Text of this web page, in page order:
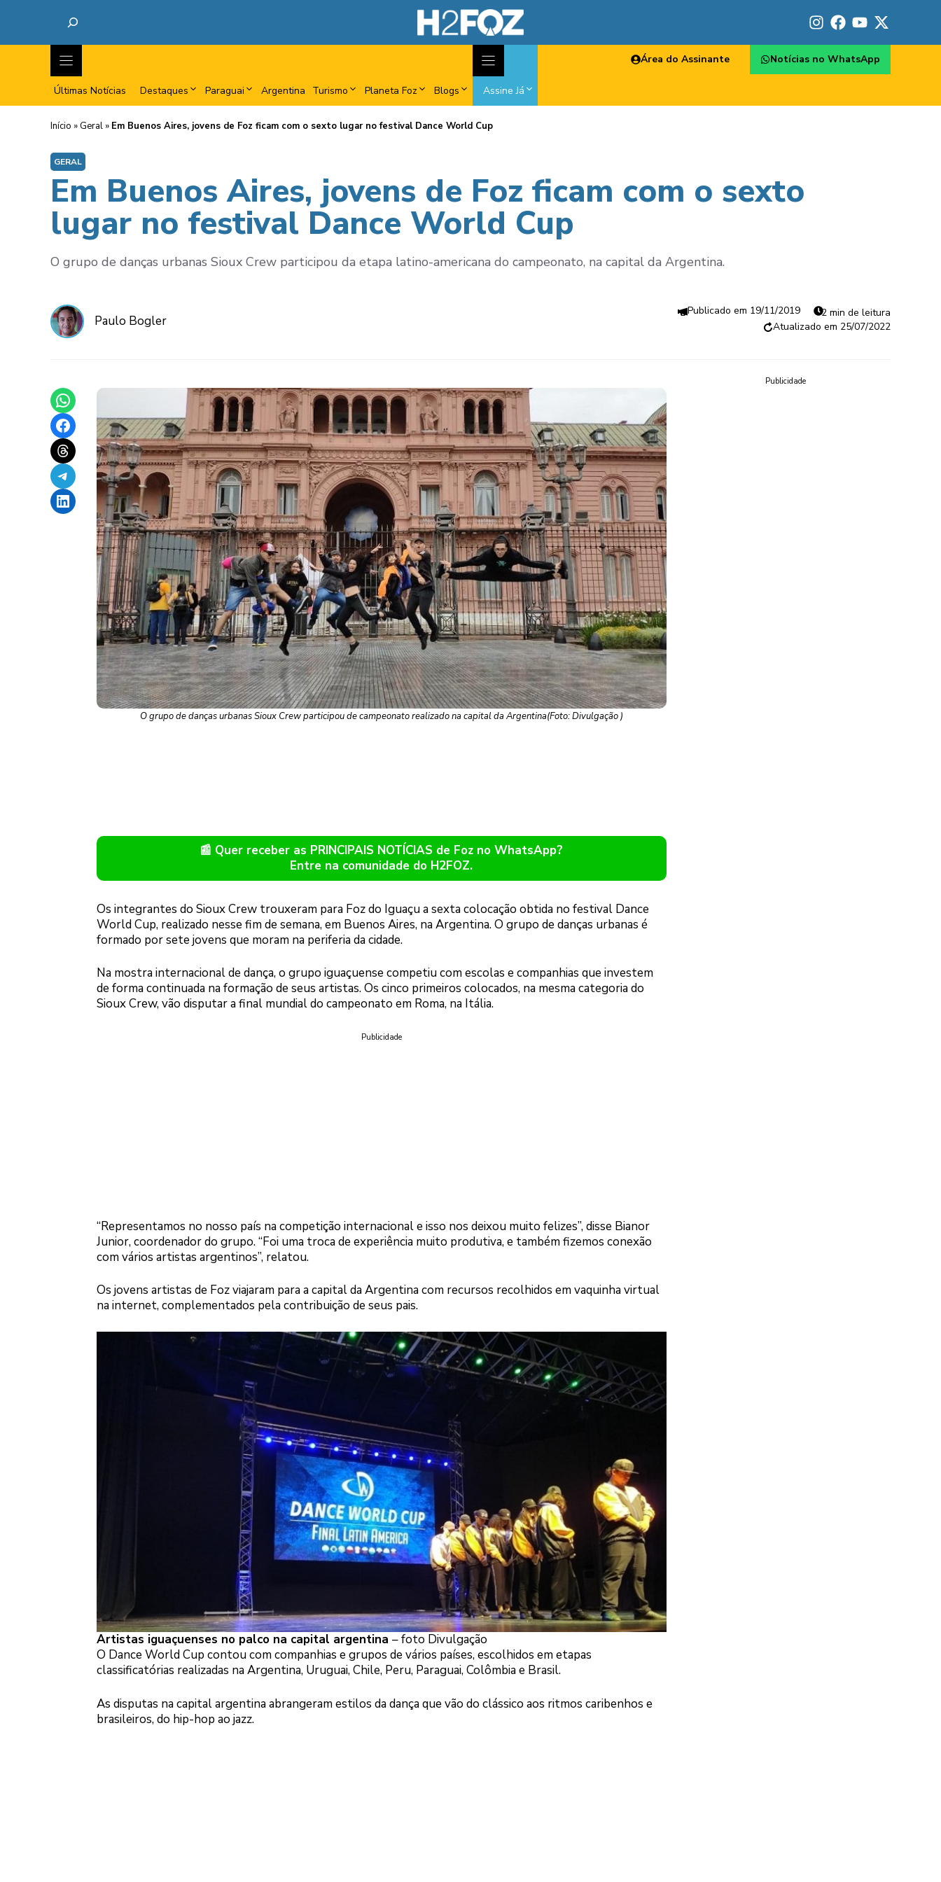
Últimas Notícias Destaques Paraguai Argentina Turismo Planeta Foz Blogs Assine Já
Área do Assinante Notícias no WhatsApp
Início » Geral » Em Buenos Aires, jovens de Foz ficam com o sexto lugar no festival Dance World Cup
GERAL
Em Buenos Aires, jovens de Foz ficam com o sexto
lugar no festival Dance World Cup
O grupo de danças urbanas Sioux Crew participou da etapa latino-americana do campeonato, na capital da Argentina.
Paulo Bogler
19/11/2019
2 min de leitura
25/07/2022
Share on WhatsApp
Share on Facebook
Share on Threads
Share on Telegram
Share on LinkedIn
O grupo de danças urbanas Sioux Crew participou de campeonato realizado na capital da Argentina(Foto: Divulgação )
📰 Quer receber as PRINCIPAIS NOTÍCIAS de Foz no WhatsApp?
Entre na comunidade do H2FOZ.
Os integrantes do Sioux Crew trouxeram para Foz do Iguaçu a sexta colocação obtida no festival Dance
World Cup, realizado nesse fim de semana, em Buenos Aires, na Argentina. O grupo de danças urbanas é
formado por sete jovens que moram na periferia da cidade.
Na mostra internacional de dança, o grupo iguaçuense competiu com escolas e companhias que investem
de forma continuada na formação de seus artistas. Os cinco primeiros colocados, na mesma categoria do
Sioux Crew, vão disputar a final mundial do campeonato em Roma, na Itália.
Publicidade
“Representamos no nosso país na competição internacional e isso nos deixou muito felizes”, disse Bianor
Junior, coordenador do grupo. “Foi uma troca de experiência muito produtiva, e também fizemos conexão
com vários artistas argentinos”, relatou.
Os jovens artistas de Foz viajaram para a capital da Argentina com recursos recolhidos em vaquinha virtual
na internet, complementados pela contribuição de seus pais.
Artistas iguaçuenses no palco na capital argentina – foto Divulgação
O Dance World Cup contou com companhias e grupos de vários países, escolhidos em etapas
classificatórias realizadas na Argentina, Uruguai, Chile, Peru, Paraguai, Colômbia e Brasil.
As disputas na capital argentina abrangeram estilos da dança que vão do clássico aos ritmos caribenhos e
brasileiros, do hip-hop ao jazz.
Publicidade